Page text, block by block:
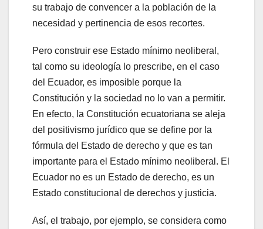
su trabajo de convencer a la población de la
necesidad y pertinencia de esos recortes.
Pero construir ese Estado mínimo neoliberal,
tal como su ideología lo prescribe, en el caso
del Ecuador, es imposible porque la
Constitución y la sociedad no lo van a permitir.
En efecto, la Constitución ecuatoriana se aleja
del positivismo jurídico que se define por la
fórmula del Estado de derecho y que es tan
importante para el Estado mínimo neoliberal. El
Ecuador no es un Estado de derecho, es un
Estado constitucional de derechos y justicia.
Así, el trabajo, por ejemplo, se considera como